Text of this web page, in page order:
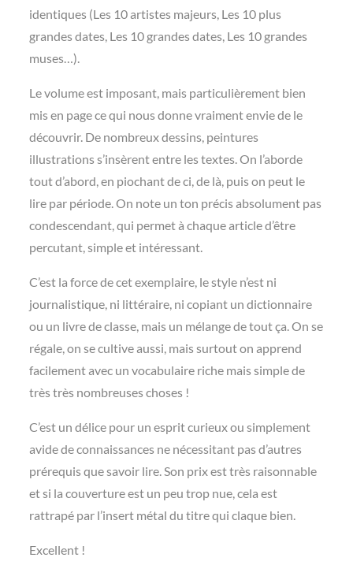
identiques (Les 10 artistes majeurs, Les 10 plus
grandes dates, Les 10 grandes dates, Les 10 grandes
muses…).
Le volume est imposant, mais particulièrement bien
mis en page ce qui nous donne vraiment envie de le
découvrir. De nombreux dessins, peintures
illustrations s’insèrent entre les textes. On l’aborde
tout d’abord, en piochant de ci, de là, puis on peut le
lire par période. On note un ton précis absolument pas
condescendant, qui permet à chaque article d’être
percutant, simple et intéressant.
C’est la force de cet exemplaire, le style n’est ni
journalistique, ni littéraire, ni copiant un dictionnaire
ou un livre de classe, mais un mélange de tout ça. On se
régale, on se cultive aussi, mais surtout on apprend
facilement avec un vocabulaire riche mais simple de
très très nombreuses choses !
C’est un délice pour un esprit curieux ou simplement
avide de connaissances ne nécessitant pas d’autres
prérequis que savoir lire. Son prix est très raisonnable
et si la couverture est un peu trop nue, cela est
rattrapé par l’insert métal du titre qui claque bien.
Excellent !